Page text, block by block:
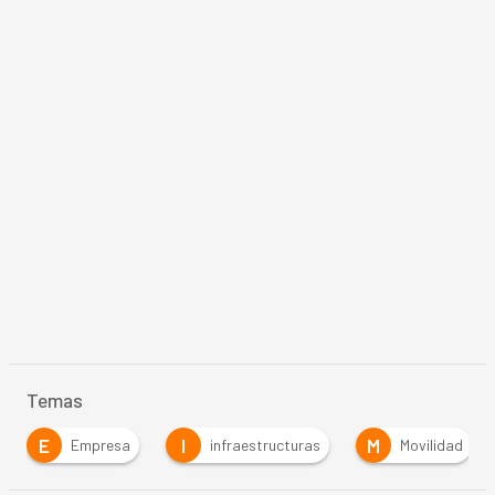
Temas
E
Empresa I infraestructuras M Movilidad